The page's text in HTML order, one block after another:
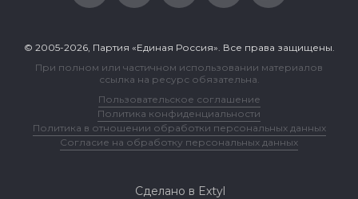
© 2005-2026, Партия «Единая Россия». Все права защищены.
При полном или частичном использовании материалов
ссылка на ресурс обязательна.
Пользовательское соглашение
Политика конфиденциальности
Политика в отношении обработки персональных данных
Согласие на обработку персональных данных
Сделано в Extyl